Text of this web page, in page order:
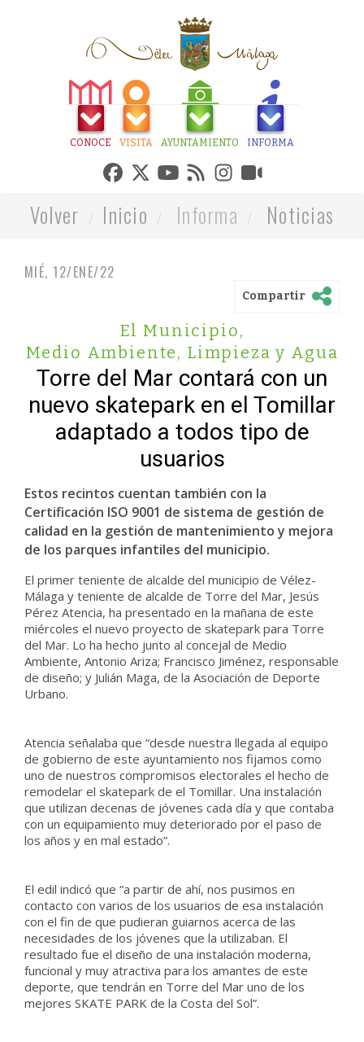
CONOCE VISITA AYUNTAMIENTO INFORMA
Volver Inicio Informa Noticias
MIÉ, 12/ENE/22
Compartir
El Municipio,
Medio Ambiente, Limpieza y Agua
Torre del Mar contará con un
nuevo skatepark en el Tomillar
adaptado a todos tipo de
usuarios
Estos recintos cuentan también con la
Certificación ISO 9001 de sistema de gestión de
calidad en la gestión de mantenimiento y mejora
de los parques infantiles del municipio.
El primer teniente de alcalde del municipio de Vélez-
Málaga y teniente de alcalde de Torre del Mar, Jesús
Pérez Atencia, ha presentado en la mañana de este
miércoles el nuevo proyecto de skatepark para Torre
del Mar. Lo ha hecho junto al concejal de Medio
Ambiente, Antonio Ariza; Francisco Jiménez, responsable
de diseño; y Julián Maga, de la Asociación de Deporte
Urbano.
Atencia señalaba que “desde nuestra llegada al equipo
de gobierno de este ayuntamiento nos fijamos como
uno de nuestros compromisos electorales el hecho de
remodelar el skatepark de el Tomillar. Una instalación
que utilizan decenas de jóvenes cada día y que contaba
con un equipamiento muy deteriorado por el paso de
los años y en mal estado”.
El edil indicó que “a partir de ahí, nos pusimos en
contacto con varios de los usuarios de esa instalación
con el fin de que pudieran guiarnos acerca de las
necesidades de los jóvenes que la utilizaban. El
resultado fue el diseño de una instalación moderna,
funcional y muy atractiva para los amantes de este
deporte, que tendrán en Torre del Mar uno de los
mejores SKATE PARK de la Costa del Sol”.